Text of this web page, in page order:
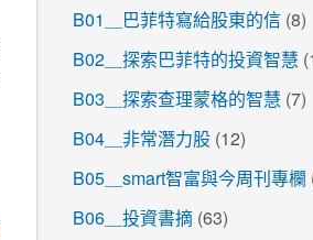
B01＿巴菲特寫給股東的信 (8)
B02＿探索巴菲特的投資智慧
B03＿探索查理蒙格的智慧 (7)
B04＿非常潛力股 (12)
B05＿smart智富與今周刊專欄
B06＿投資書摘 (63)